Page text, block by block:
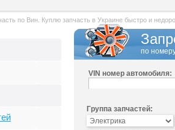
по Вин. Куплю запчасть в Украине быстро и
по
VIN номер автомобиля:
Группа запчастей: